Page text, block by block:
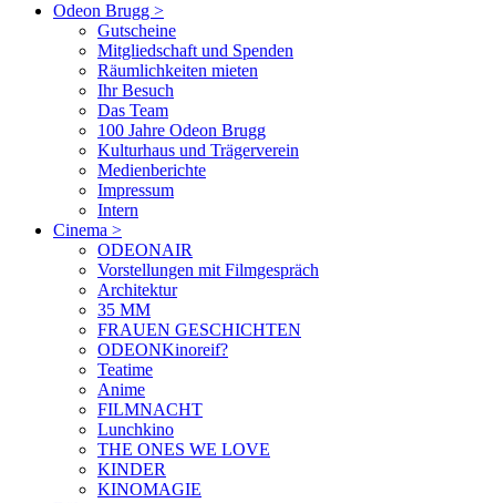
Odeon Brugg >
Gutscheine
Mitgliedschaft und Spenden
Räumlichkeiten mieten
Ihr Besuch
Das Team
100 Jahre Odeon Brugg
Kulturhaus und Trägerverein
Medienberichte
Impressum
Intern
Cinema >
ODEONAIR
Vorstellungen mit Filmgespräch
Architektur
35 MM
FRAUEN GESCHICHTEN
ODEONKinoreif?
Teatime
Anime
FILMNACHT
Lunchkino
THE ONES WE LOVE
KINDER
KINOMAGIE